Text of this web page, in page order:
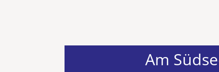
Am